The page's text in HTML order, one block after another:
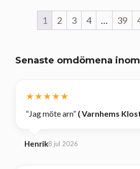
1 2 3 4 … 39
Senaste omdömena
★★★★★
“Jag möte arn” (Varnhems
Henrik8 jul 2026